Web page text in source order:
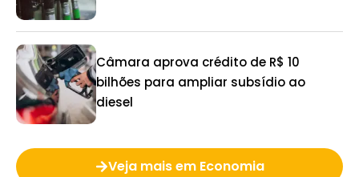
Câmara aprova crédito de R$ 10
bilhões para ampliar subsídio ao
diesel
Veja mais em Economia